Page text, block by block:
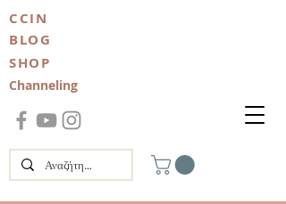
CCIN
BLOG
SHOP
Channeling